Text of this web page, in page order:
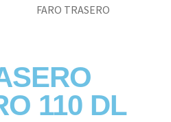
FARO TRASERO
110 DL